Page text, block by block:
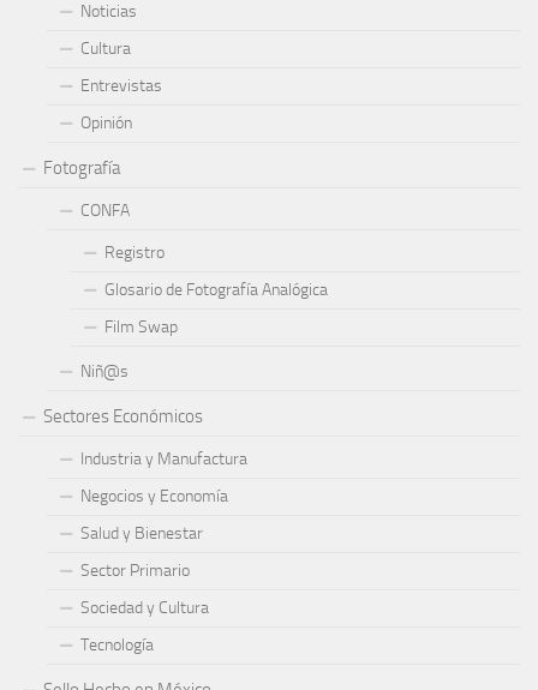
Noticias
Cultura
Entrevistas
Opinión
Fotografía
CONFA
Registro
Glosario de Fotografía Analógica
Film Swap
Niñ@s
Sectores Económicos
Industria y Manufactura
Negocios y Economía
Salud y Bienestar
Sector Primario
Sociedad y Cultura
Tecnología